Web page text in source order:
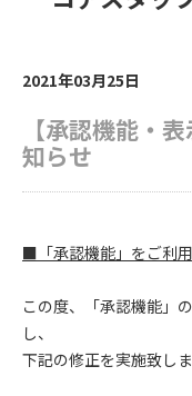
2021年03月25日
【承認機能・
知らせ
■「承認機能」をご利
この度、「承認機能」
し、
下記の修正を実施致しま